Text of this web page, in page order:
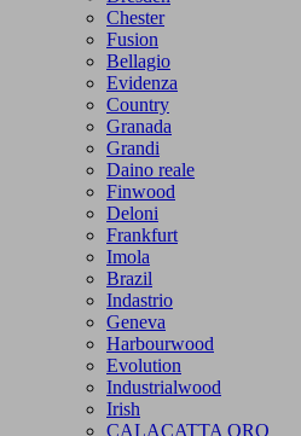
Chester
Fusion
Bellagio
Evidenza
Country
Granada
Grandi
Daino reale
Finwood
Deloni
Frankfurt
Imola
Brazil
Indastrio
Geneva
Harbourwood
Evolution
Industrialwood
Irish
CALACATTA ORO